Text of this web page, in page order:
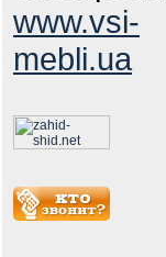
www.vsi-
mebli.ua